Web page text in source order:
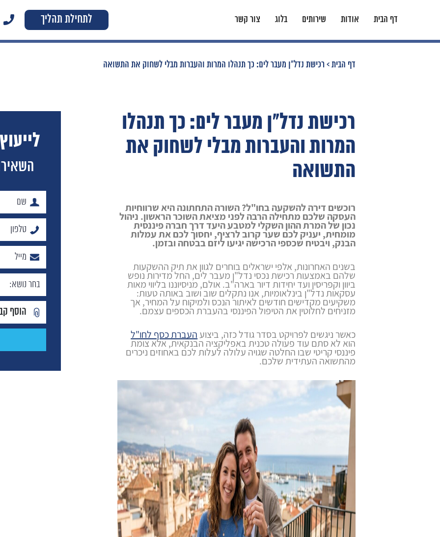
דף הבית אודות שירותים בלוג צור קשר לתחילת תהליך
דף הבית>רכישת נדל"ן מעבר לים: כך תנהלו המרות והעברות מבלי לשחוק את התשואה
רכישת נדל"ן מעבר לים: כך תנהלו
המרות והעברות מבלי לשחוק את
התשואה
רוכשים דירה להשקעה בחו"ל? השורה התחתונה היא שרווחיות
העסקה שלכם מתחילה הרבה לפני מציאת השוכר הראשון. ניהול
נכון של המרת ההון השקלי למטבע היעד דרך חברה פיננסית
מומחית, יעניק לכם שער קרוב לרציף, יחסוך לכם את עמלות
הבנק, ויבטיח שכספי הרכישה יגיעו ליזם בבטחה ובזמן.
בשנים האחרונות, אלפי ישראלים בוחרים לגוון את תיק ההשקעות
שלהם באמצעות רכישת נכסי נדל"ן מעבר לים, החל מדירות נופש
ביוון וקפריסין ועד יחידות דיור בארה"ב. אולם, מניסיוננו בליווי מאות
עסקאות נדל"ן בינלאומיות, אנו נתקלים שוב ושוב באותה טעות:
משקיעים מקדישים חודשים לאיתור הנכס ולמיקוח על המחיר, אך
מזניחים לחלוטין את הטיפול הפיננסי בהעברת הכספים עצמם.
כאשר ניגשים לפרויקט בסדר גודל כזה, ביצועהעברת כסף לחו"ל
הוא לא סתם עוד פעולה טכנית באפליקציה הבנקאית, אלא צומת
פיננסי קריטי שבו החלטה שגויה עלולה לעלות לכם באחוזים ניכרים
מהתשואה העתידית שלכם.
הוסף